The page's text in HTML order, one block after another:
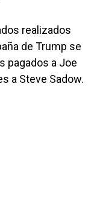
realizados
de Trump se
pagados a Joe
a Steve Sadow.